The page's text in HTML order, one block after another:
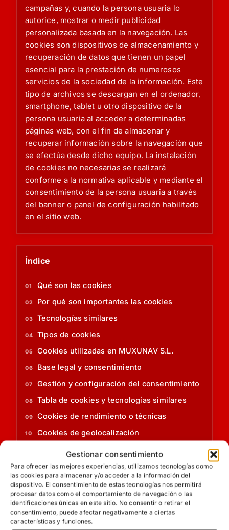
Gestionar consentimiento
Para ofrecer las mejores experiencias, utilizamos tecnologías como
las cookies para almacenar y/o acceder a la información del
dispositivo. El consentimiento de estas tecnologías nos permitirá
procesar datos como el comportamiento de navegación o las
identificaciones únicas en este sitio. No consentir o retirar el
consentimiento, puede afectar negativamente a ciertas
características y funciones.
campañas y, cuando la persona usuaria lo
autorice, mostrar o medir publicidad
personalizada basada en la navegación. Las
cookies son dispositivos de almacenamiento y
recuperación de datos que tienen un papel
esencial para la prestación de numerosos
servicios de la sociedad de la información. Este
tipo de archivos se descargan en el ordenador,
smartphone, tablet u otro dispositivo de la
persona usuaria al acceder a determinadas
páginas web, con el fin de almacenar y
recuperar información sobre la navegación que
se efectúa desde dicho equipo. La instalación
de cookies no necesarias se realizará
conforme a la normativa aplicable y mediante el
consentimiento de la persona usuaria a través
del banner o panel de configuración habilitado
en el sitio web.
Índice
Qué son las cookies
Por qué son importantes las cookies
Tecnologías similares
Tipos de cookies
Cookies utilizadas en MUXUNAV S.L.
Base legal y consentimiento
Gestión y configuración del consentimiento
Tabla de cookies y tecnologías similares
Cookies de rendimiento o técnicas
Cookies de geolocalización
Cookies de registro
Cookies analíticas
Cookies publicitarias
Google Analytics, Google Ads y Search
Console
Google reCAPTCHA y protección de